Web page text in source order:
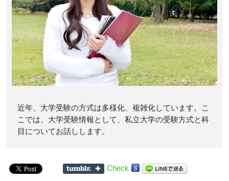
近年、大学受験の方式は多様化、複雑化しています。こ
こでは、大学受験情報として、私立大学の受験方式と科
目についてお話しします。
Check